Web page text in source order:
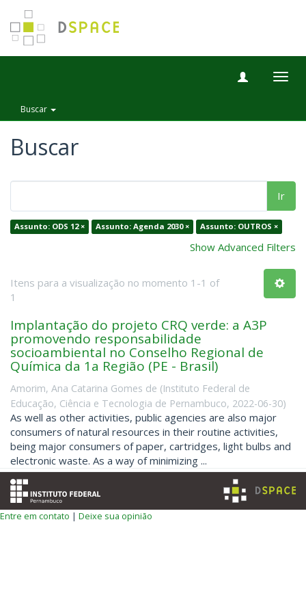
Buscar
Buscar
Ir
Assunto: ODS 12 × Assunto: Agenda 2030 × Assunto: OUTROS ×
Show Advanced Filters
Itens para a visualização no momento 1-1 of
1
Implantação do projeto CRQ verde: a A3P
promovendo responsabilidade
socioambiental no Conselho Regional de
Química da 1a Região (PE - Brasil)
Amorim, Ana Catarina Gomes de (Instituto Federal de
Educação, Ciência e Tecnologia de Pernambuco, 2022-06-30)
As well as other activities, public agencies are also major
consumers of natural resources in their routine activities,
being major consumers of paper, cartridges, light bulbs and
electronic waste. As a way of minimizing ...
Entre em contato | Deixe sua opinião